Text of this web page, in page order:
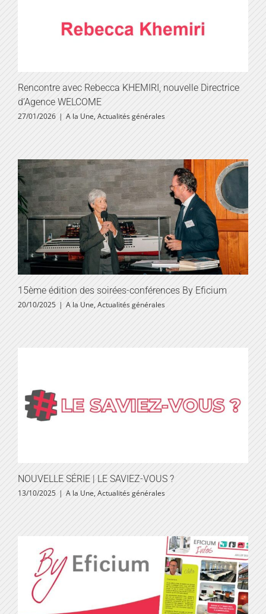
Rencontre avec Rebecca KHEMIRI, nouvelle Directrice
d’Agence WELCOME
27/01/2026 | A la Une, Actualités générales
15ème édition des soirées-conférences By Eficium
20/10/2025 | A la Une,Actualités générales
NOUVELLE SÉRIE | LE SAVIEZ-VOUS ?
13/10/2025 | A la Une, Actualités générales